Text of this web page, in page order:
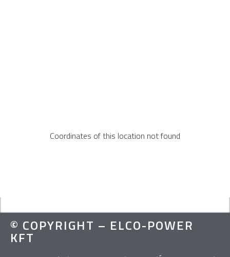
Coordinates of this location not found
© COPYRIGHT – ELCO-POWER
KFT